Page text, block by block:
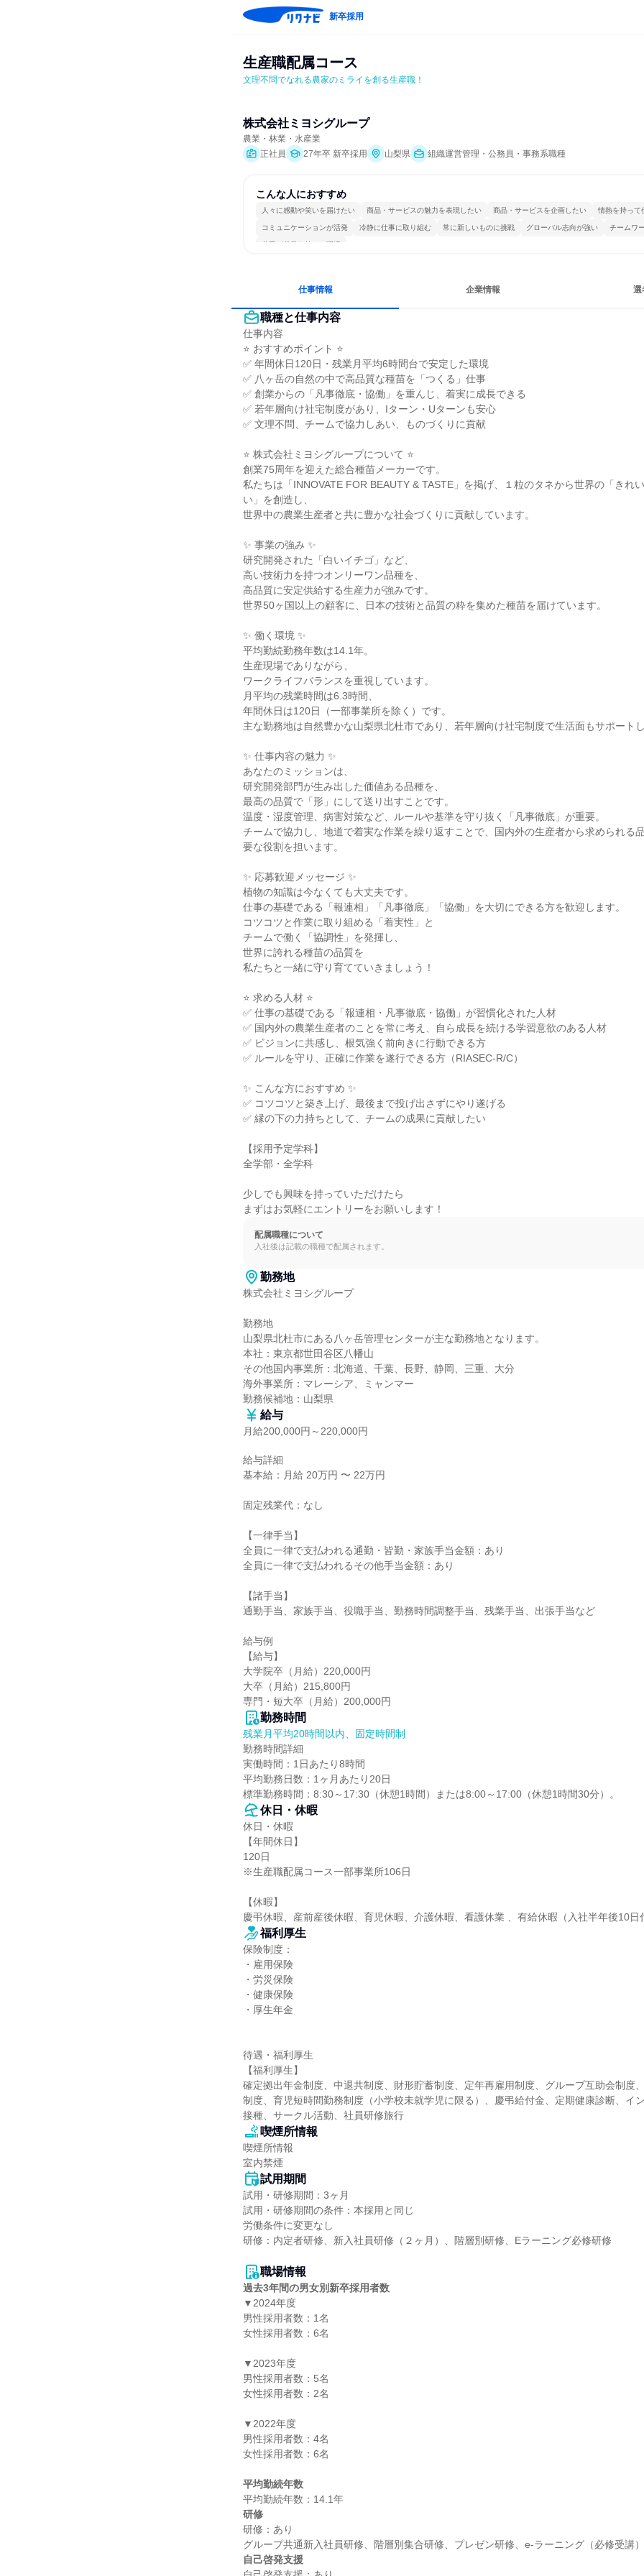
新卒採用
生産職配属コース
文理不問でなれる農家のミライを創る生産職！
株式会社ミヨシグループ
農業・林業・水産業
正社員
27年卒 新卒採用 山梨県 組織運営管理・公務員・事務系職種
こんな人におすすめ
人々に感動や笑いを届けたい 商品・サービスの魅力を表現したい 商品・サービスを企画したい 情熱を持って
コミュニケーションが活発 冷静に仕事に取り組む 常に新しいものに挑戦 グローバル志向が強い チームワ
若手が裁量を持てる環境
仕事情報 企業情報 選
職種と仕事内容
仕事内容
⭐ おすすめポイント ⭐
✅ 年間休日120日・残業月平均6時間台で安定した環境
✅ 八ヶ岳の自然の中で高品質な種苗を「つくる」仕事
✅ 創業からの「凡事徹底・協働」を重んじ、着実に成長できる
✅ 若年層向け社宅制度があり、Iターン・Uターンも安心
✅ 文理不問、チームで協力しあい、ものづくりに貢献
⭐ 株式会社ミヨシグループについて ⭐
創業75周年を迎えた総合種苗メーカーです。
私たちは「INNOVATE FOR BEAUTY & TASTE」を掲げ、１粒のタネから世界の「きれ
い」を創造し、
世界中の農業生産者と共に豊かな社会づくりに貢献しています。
✨ 事業の強み ✨
研究開発された「白いイチゴ」など、
高い技術力を持つオンリーワン品種を、
高品質に安定供給する生産力が強みです。
世界50ヶ国以上の顧客に、日本の技術と品質の粋を集めた種苗を届けています。
✨ 働く環境 ✨
平均勤続勤務年数は14.1年。
生産現場でありながら、
ワークライフバランスを重視しています。
月平均の残業時間は6.3時間、
年間休日は120日（一部事業所を除く）です。
主な勤務地は自然豊かな山梨県北杜市であり、若年層向け社宅制度で生活面もサポート
✨ 仕事内容の魅力 ✨
あなたのミッションは、
研究開発部門が生み出した価値ある品種を、
最高の品質で「形」にして送り出すことです。
温度・湿度管理、病害対策など、ルールや基準を守り抜く「凡事徹底」が重要。
チームで協力し、地道で着実な作業を繰り返すことで、国内外の生産者から求められる
要な役割を担います。
✨ 応募歓迎メッセージ ✨
植物の知識は今なくても大丈夫です。
仕事の基礎である「報連相」「凡事徹底」「協働」を大切にできる方を歓迎します。
コツコツと作業に取り組める「着実性」と
チームで働く「協調性」を発揮し、
世界に誇れる種苗の品質を
私たちと一緒に守り育てていきましょう！
⭐ 求める人材 ⭐
✅ 仕事の基礎である「報連相・凡事徹底・協働」が習慣化された人材
✅ 国内外の農業生産者のことを常に考え、自ら成長を続ける学習意欲のある人材
✅ ビジョンに共感し、根気強く前向きに行動できる方
✅ ルールを守り、正確に作業を遂行できる方（RIASEC-R/C）
✨ こんな方におすすめ ✨
✅ コツコツと築き上げ、最後まで投げ出さずにやり遂げる
✅ 縁の下の力持ちとして、チームの成果に貢献したい
【採用予定学科】
全学部・全学科
少しでも興味を持っていただけたら
まずはお気軽にエントリーをお願いします！
配属職種について
入社後は記載の職種で配属されます。
勤務地
株式会社ミヨシグループ
勤務地
山梨県北杜市にある八ヶ岳管理センターが主な勤務地となります。
本社：東京都世田谷区八幡山
その他国内事業所：北海道、千葉、長野、静岡、三重、大分
海外事業所：マレーシア、ミャンマー
勤務候補地：山梨県
給与
月給200,000円～220,000円
給与詳細
基本給：月給 20万円 〜 22万円
固定残業代：なし
【一律手当】
全員に一律で支払われる通勤・皆勤・家族手当金額：あり
全員に一律で支払われるその他手当金額：あり
【諸手当】
通勤手当、家族手当、役職手当、勤務時間調整手当、残業手当、出張手当など
給与例
【給与】
大学院卒（月給）220,000円
大卒（月給）215,800円
専門・短大卒（月給）200,000円
勤務時間
残業月平均20時間以内、固定時間制
勤務時間詳細
実働時間：1日あたり8時間
平均勤務日数：1ヶ月あたり20日
標準勤務時間：8:30～17:30（休憩1時間）または8:00～17:00（休憩1時間30分）。
休日・休暇
休日・休暇
【年間休日】
120日
※生産職配属コース一部事業所106日
【休暇】
慶弔休暇、産前産後休暇、育児休暇、介護休暇、看護休業 、有給休暇（入社半年後10日
福利厚生
保険制度：
・雇用保険
・労災保険
・健康保険
・厚生年金
待遇・福利厚生
【福利厚生】
確定拠出年金制度、中退共制度、財形貯蓄制度、定年再雇用制度、グループ互助会制度
制度、育児短時間勤務制度（小学校未就学児に限る）、慶弔給付金、定期健康診断、イ
接種、サークル活動、社員研修旅行
喫煙所情報
喫煙所情報
室内禁煙
試用期間
試用・研修期間：3ヶ月
試用・研修期間の条件：本採用と同じ
労働条件に変更なし
研修：内定者研修、新入社員研修（２ヶ月）、階層別研修、Eラーニング必修研修
職場情報
過去3年間の男女別新卒採用者数
▼2024年度
男性採用者数：1名
女性採用者数：6名
▼2023年度
男性採用者数：5名
女性採用者数：2名
▼2022年度
男性採用者数：4名
女性採用者数：6名
平均勤続年数
研修
研修：あり
自己啓発支援